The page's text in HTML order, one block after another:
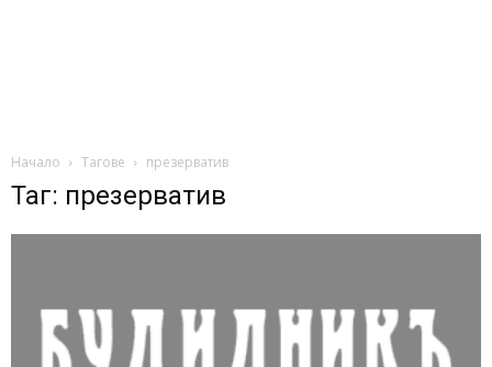
Начало Тагове презерватив
Таг: презерватив